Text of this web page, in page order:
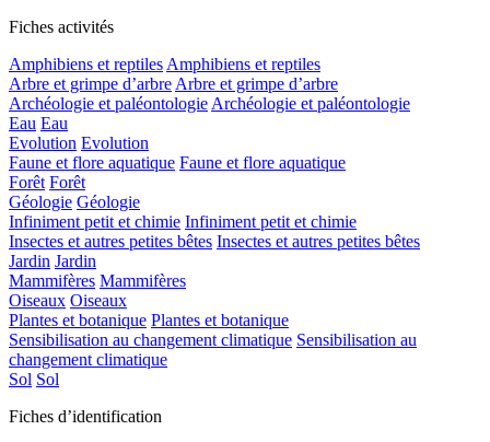
Fiches activités
Amphibiens et reptiles Amphibiens et reptiles
Arbre et grimpe d’arbre Arbre et grimpe d’arbre
Archéologie et paléontologie Archéologie et paléontologie
Eau Eau
Evolution Evolution
Faune et flore aquatique Faune et flore aquatique
Forêt Forêt
Géologie Géologie
Infiniment petit et chimie Infiniment petit et chimie
Insectes et autres petites bêtes Insectes et autres petites bêtes
Jardin Jardin
Mammifères Mammifères
Oiseaux Oiseaux
Plantes et botanique Plantes et botanique
Sensibilisation au changement climatique Sensibilisation au
changement climatique
Sol Sol
Fiches d’identification